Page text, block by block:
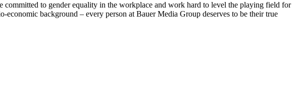
to gender equality in the workplace and work hard to level the playing field for
background – every person at Bauer Media Group deserves to be their true